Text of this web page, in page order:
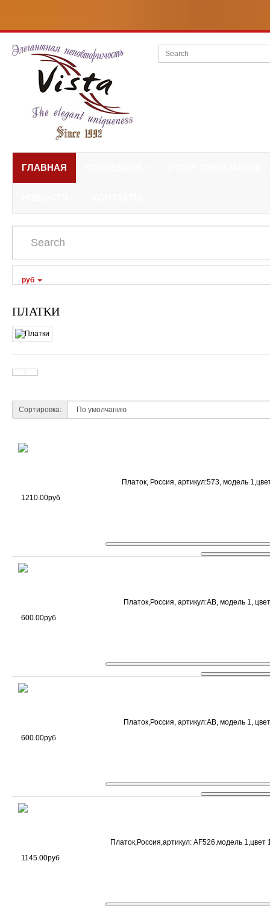
ГЛАВНАЯ
руб
ПЛАТКИ
Сортировка:
Платок, Россия, артикул:573, модель
1210.00руб
Платок,Россия, артикул:AB, модель 1,
600.00руб
Платок,Россия, артикул:AB, модель 1,
600.00руб
Платок,Россия,артикул: AF526,модель
1145.00руб